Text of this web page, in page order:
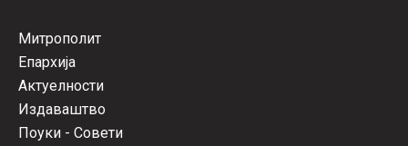
Митрополит
Епархија
Актуелности
Издаваштво
Поуки - Совети